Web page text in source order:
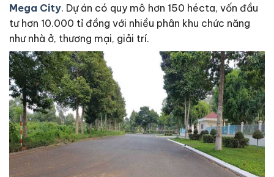
Mega City. Dự án có quy mô hơn 150 hécta, vốn đầu
tư hơn 10.000 tỉ đồng với nhiều phân khu chức năng
như nhà ở, thương mại, giải trí.